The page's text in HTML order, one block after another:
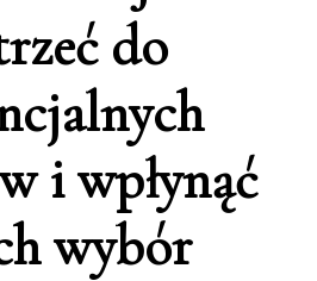
do
i wpłynąć
wybór